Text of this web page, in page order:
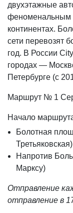
двухэтажные
феноменальным
континентах.
сети перевозят
год. В России
городах —
Петербурге (с
Маршрут № 1
Начало
Болотная
Третьяковская)
Напротив
Марксу)
Отправление
отправление в